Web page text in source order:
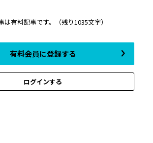
は有料記事です。 （残り1035文字）
有料会員に登録する
ログインする